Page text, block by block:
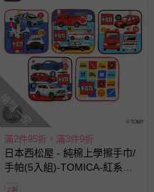
搶購一空
滿2件95折，滿3件9折
日本西松屋 - 純棉上學擦手巾/
手帕(5入組)-TOMICA-紅系
7折